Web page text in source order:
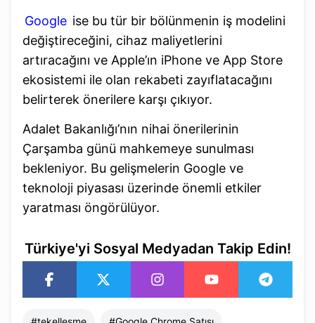
Google ise bu tür bir bölünmenin iş modelini
değiştireceğini, cihaz maliyetlerini
artıracağını ve Apple’ın iPhone ve App Store
ekosistemi ile olan rekabeti zayıflatacağını
belirterek önerilere karşı çıkıyor.
Adalet Bakanlığı’nın nihai önerilerinin
Çarşamba günü mahkemeye sunulması
bekleniyor. Bu gelişmelerin Google ve
teknoloji piyasası üzerinde önemli etkiler
yaratması öngörülüyor.
Türkiye'yi Sosyal Medyadan Takip Edin!